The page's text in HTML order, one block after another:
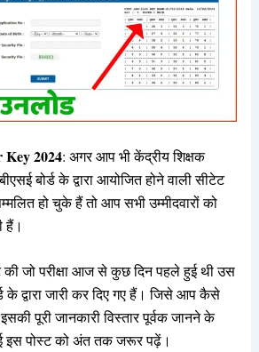
2024: अगर आप भी केंद्रीय शिक्षक
बोर्ड के द्वारा आयोजित होने वाली सीटेट
हो चुके हैं तो आप सभी उम्मीदवारों को
हैं।
जो परीक्षा आज से कुछ दिन पहले हुई थी उस
के द्वारा जारी कर दिए गए हैं। जिसे आप कैसे
पूरी जानकारी विस्तार पूर्वक जानने के
गई इस पोस्ट को अंत तक जरूर पढ़ें।